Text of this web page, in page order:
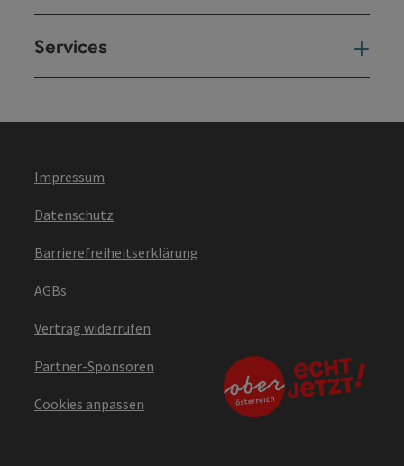
Services
Impressum
Datenschutz
Barrierefreiheitserklärung
AGBs
Vertrag widerrufen
Partner-Sponsoren
Cookies anpassen